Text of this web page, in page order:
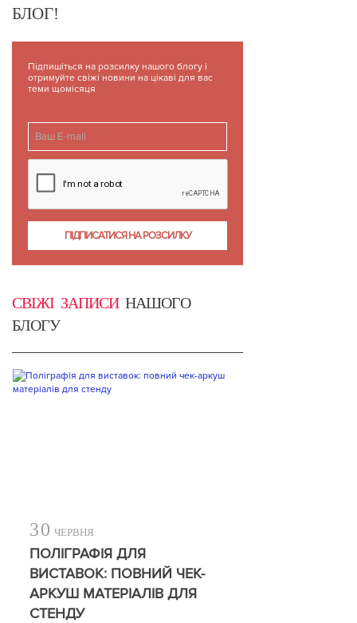
БЛОГ!
Підпишіться на розсилку нашого блогу і
отримуйте свіжі новини на цікаві для вас
теми щомісяця
СВІЖІ ЗАПИСИНАШОГО
БЛОГУ
30 ЧЕРВНЯ
ПОЛІГРАФІЯ ДЛЯ
ВИСТАВОК: ПОВНИЙ ЧЕК-
АРКУШ МАТЕРІАЛІВ ДЛЯ
СТЕНДУ